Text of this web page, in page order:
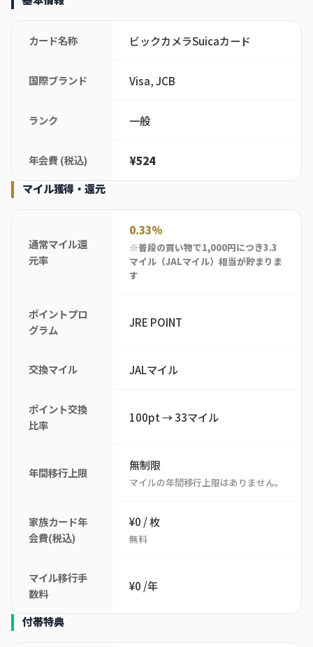
カード名称 ビックカメラSuicaカード
国際ブランド Visa, JCB
ランク 一般
年会費 (税込) ¥524
マイル獲得・還元
通常マイル還
元率
0.33%
※普段の買い物で1,000円につき3.3
マイル（JALマイル）相当が貯まりま
す
ポイントプロ
グラム
JRE POINT
交換マイル JALマイル
ポイント交換
比率
100pt → 33マイル
年間移行上限
無制限
マイルの年間移行上限はありません。
家族カード年
会費(税込)
¥0 / 枚
無料
マイル移行手
数料
¥0 /年
付帯特典